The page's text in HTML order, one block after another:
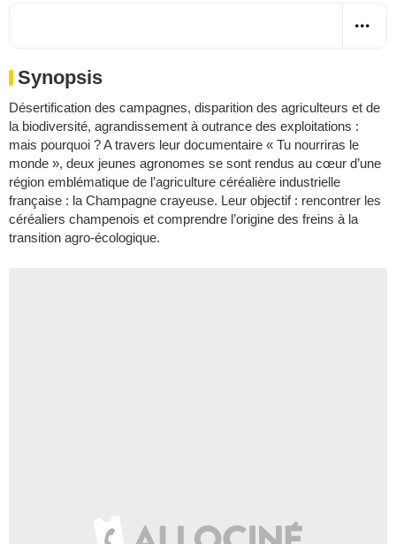
Synopsis
Désertification des campagnes, disparition des agriculteurs et de
la biodiversité, agrandissement à outrance des exploitations :
mais pourquoi ? A travers leur documentaire « Tu nourriras le
monde », deux jeunes agronomes se sont rendus au cœur d’une
région emblématique de l’agriculture céréalière industrielle
française : la Champagne crayeuse. Leur objectif : rencontrer les
céréaliers champenois et comprendre l’origine des freins à la
transition agro-écologique.